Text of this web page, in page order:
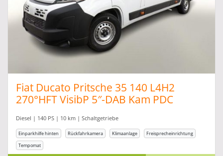
Fiat Ducato Pritsche 35 140 L4H2
270°HFT VisibP 5″-DAB Kam PDC
Diesel | 140 PS | 10 km | Schaltgetriebe
Einparkhilfe hinten Rückfahrkamera Klimaanlage
Freisprecheinrichtung
Tempomat